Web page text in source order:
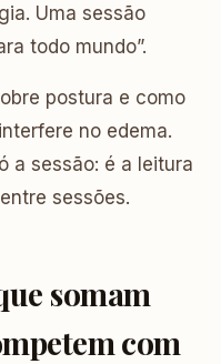
Uma sessão
todo mundo”.
postura e como
no edema.
a sessão: é a leitura
sessões.
somam
com